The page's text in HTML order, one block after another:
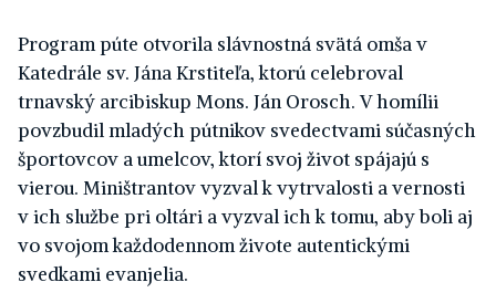
Program púte otvorila slávnostná svätá omša v
Katedrále sv. Jána Krstiteľa, ktorú celebroval
trnavský arcibiskup Mons. Ján Orosch. V homílii
povzbudil mladých pútnikov svedectvami súčasných
športovcov a umelcov, ktorí svoj život spájajú s
vierou. Miništrantov vyzval k vytrvalosti a vernosti
v ich službe pri oltári a vyzval ich k tomu, aby boli aj
vo svojom každodennom živote autentickými
svedkami evanjelia.